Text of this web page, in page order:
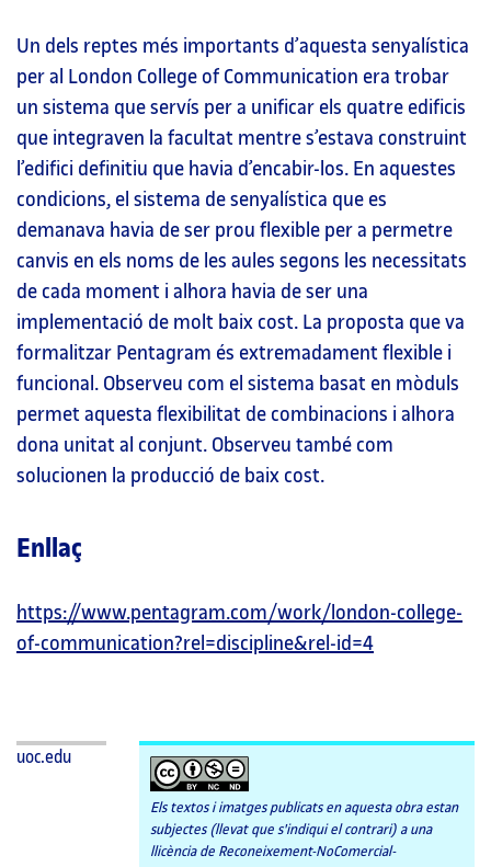
Un dels reptes més importants d’aquesta senyalística
per al London College of Communication era trobar
un sistema que servís per a unificar els quatre edificis
que integraven la facultat mentre s’estava construint
l’edifici definitiu que havia d’encabir-los. En aquestes
condicions, el sistema de senyalística que es
demanava havia de ser prou flexible per a permetre
canvis en els noms de les aules segons les necessitats
de cada moment i alhora havia de ser una
implementació de molt baix cost. La proposta que va
formalitzar Pentagram és extremadament flexible i
funcional. Observeu com el sistema basat en mòduls
permet aquesta flexibilitat de combinacions i alhora
dona unitat al conjunt. Observeu també com
solucionen la producció de baix cost.
Enllaç
https://www.pentagram.com/work/london-college-
of-communication?rel=discipline&rel-id=4
uoc.edu
Els textos i imatges publicats en aquesta obra estan
subjectes (llevat que s'indiqui el contrari) a una
llicència de Reconeixement-NoComercial-